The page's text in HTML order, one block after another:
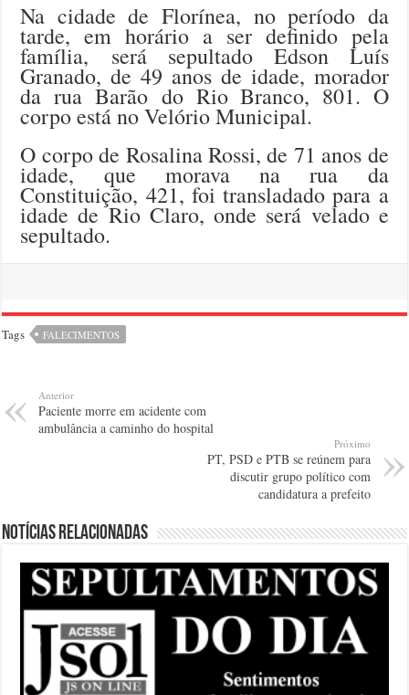
Na cidade de Florínea, no período da
tarde, em horário a ser definido pela
família, será sepultado Edson Luís
Granado, de 49 anos de idade, morador
da rua Barão do Rio Branco, 801. O
corpo está no Velório Municipal.
O corpo de Rosalina Rossi, de 71 anos de
idade, que morava na rua da
Constituição, 421, foi transladado para a
idade de Rio Claro, onde será velado e
sepultado.
Tags FALECIMENTOS
Anterior
Paciente morre em acidente com
ambulância a caminho do hospital
Próximo
PT, PSD e PTB se reúnem para
discutir grupo político com
candidatura a prefeito
Notícias relacionadas